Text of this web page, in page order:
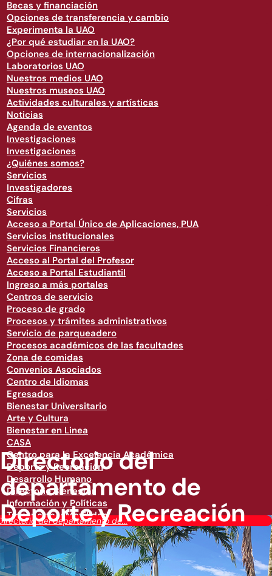
Becas y financiación
Opciones de transferencia y cambio
Experimenta la UAO
¿Por qué estudiar en la UAO?
Opciones de internacionalización
Laboratorios UAO
Nuestros medios UAO
Nuestros museos UAO
Actividades culturales y artísticas
Noticias
Agenda de eventos
Investigaciones
Investigaciones
¿Quiénes somos?
Servicios
Investigadores
Cifras
Servicios
Acceso a Portal Único de Aplicaciones, PUA
Servicios institucionales
Servicios Financieros
Acceso al Portal del Profesor
Acceso a Portal Estudiantil
Ingreso a más portales
Centros de servicio
Proceso de grado
Procesos y trámites administrativos
Servicio de parqueadero
Procesos académicos de las facultades
Zona de comidas
Convenios Asociados
Centro de Idiomas
Egresados
Bienestar Universitario
Arte y Cultura
Bienestar en Linea
CASA
Centro para la Excelencia Académica
Deporte y Recreación
Desarrollo Humano
Directorio Bienestar
Información y Políticas
Transporte y Movilidad
del departamento de...
Directorio del
departamento de
Deporte y Recreación